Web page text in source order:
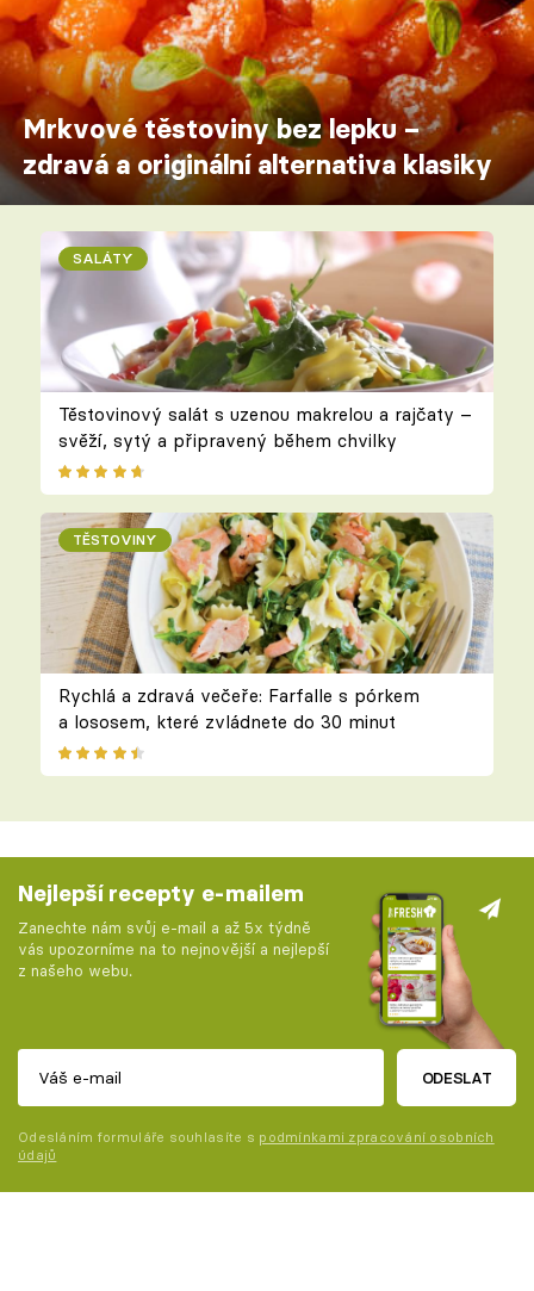
Mrkvové těstoviny bez lepku –
zdravá a originální alternativa klasiky
SALÁTY
Těstovinový salát s uzenou makrelou a rajčaty –
svěží, sytý a připravený během chvilky
TĚSTOVINY
Rychlá a zdravá večeře: Farfalle s pórkem
a lososem, které zvládnete do 30 minut
Nejlepší recepty e-mailem
Zanechte nám svůj e-mail a až 5x týdně
vás upozorníme na to nejnovější a nejlepší
z našeho webu.
ODESLAT
Odesláním formuláře souhlasíte s podmínkami zpracování osobních
údajů